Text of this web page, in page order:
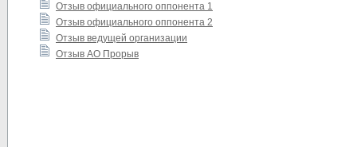
Отзыв официального оппонента 1
Отзыв официального оппонента 2
Отзыв ведущей организации
Отзыв АО Прорыв